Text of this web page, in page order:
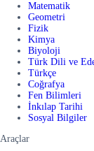
Matematik
Geometri
Fizik
Kimya
Biyoloji
Türk Dili ve
Türkçe
Coğrafya
Fen Bilimleri
İnkılap Tarihi
Sosyal Bilgiler
Araçlar